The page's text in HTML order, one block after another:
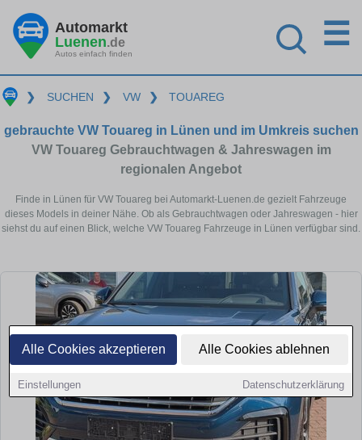
Alle Cookies akzeptieren Alle Cookies ablehnen
Einstellungen Datenschutzerklärung
Automarkt
Luenen.de
Autos einfach finden
☰
❯ SUCHEN ❯ VW ❯ TOUAREG
gebrauchte VW Touareg in Lünen und im Umkreis suchen
VW Touareg Gebrauchtwagen & Jahreswagen im
regionalen Angebot
Finde in Lünen für VW Touareg bei Automarkt-Luenen.de gezielt Fahrzeuge
dieses Models in deiner Nähe. Ob als Gebrauchtwagen oder Jahreswagen - hier
siehst du auf einen Blick, welche VW Touareg Fahrzeuge in Lünen verfügbar sind.